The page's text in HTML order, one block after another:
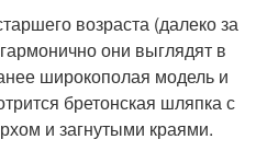
возраста (далеко за
они выглядят в
широкополая модель и
бретонская шляпка с
и загнутыми краями.